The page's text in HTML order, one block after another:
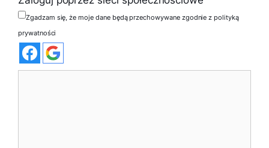
Zgadzam się, że moje dane będą przechowywane zgodnie z polityką
prywatności